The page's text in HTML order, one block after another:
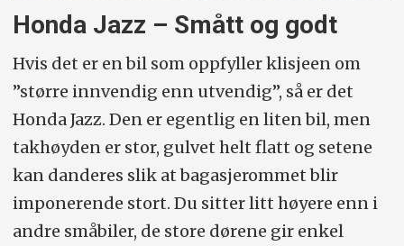
Honda Jazz – Smått og godt
Hvis det er en bil som oppfyller klisjeen om
”større innvendig enn utvendig”, så er det
Honda Jazz. Den er egentlig en liten bil, men
takhøyden er stor, gulvet helt flatt og setene
kan danderes slik at bagasjerommet blir
imponerende stort. Du sitter litt høyere enn i
andre småbiler, de store dørene gir enkel